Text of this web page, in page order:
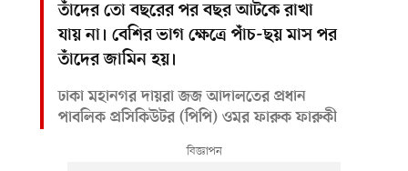
তাঁদের তো বছরের পর বছর আটকে রাখা
যায় না। বেশির ভাগ ক্ষেত্রে পাঁচ-ছয় মাস পর
তাঁদের জামিন হয়।
ঢাকা মহানগর দায়রা জজ আদালতের প্রধান
পাবলিক প্রসিকিউটর (পিপি) ওমর ফারুক ফারুকী